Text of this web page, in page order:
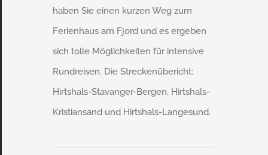
haben Sie einen kurzen Weg zum
Ferienhaus am Fjord und es ergeben
sich tolle Möglichkeiten für intensive
Rundreisen. Die Streckenübericht:
Hirtshals-Stavanger-Bergen, Hirtshals-
Kristiansand und Hirtshals-Langesund.